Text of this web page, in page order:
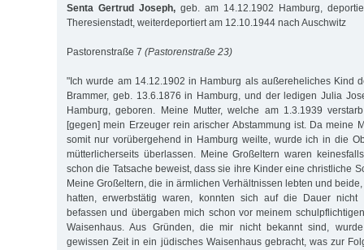
Senta Gertrud Joseph, geb. am 14.12.1902 Hamburg,
Theresienstadt, weiterdeportiert am 12.10.1944 nach Auschwitz
Pastorenstraße 7 (Pastorenstraße 23)
"Ich wurde am 14.12.1902 in Hamburg als außereheliches Kind
Brammer, geb. 13.6.1876 in Hamburg, und der ledigen Julia
Hamburg, geboren. Meine Mutter, welche am 1.3.1939
[gegen] mein Erzeuger rein arischer Abstammung ist. Da meine
somit nur vorübergehend in Hamburg weilte, wurde ich in die
mütterlicherseits überlassen. Meine Großeltern waren
schon die Tatsache beweist, dass sie ihre Kinder eine christliche
Meine Großeltern, die in ärmlichen Verhältnissen lebten und
hatten, erwerbstätig waren, konnten sich auf die Dauer nicht
befassen und übergaben mich schon vor meinem
Waisenhaus. Aus Gründen, die mir nicht bekannt sind,
gewissen Zeit in ein jüdisches Waisenhaus gebracht, was zur